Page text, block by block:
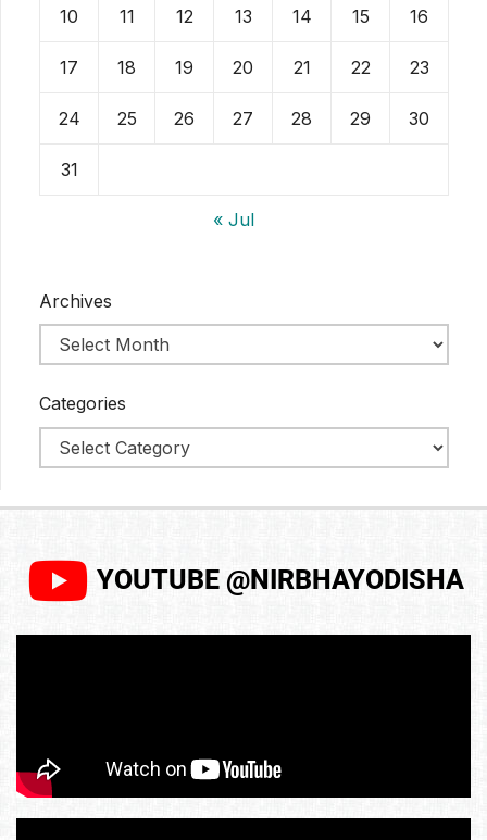
10 11 12 13 14 15 16
17 18 19 20 21 22 23
24 25 26 27 28 29 30
31
« Jul
Archives
Categories
YOUTUBE @NIRBHAYODISHA